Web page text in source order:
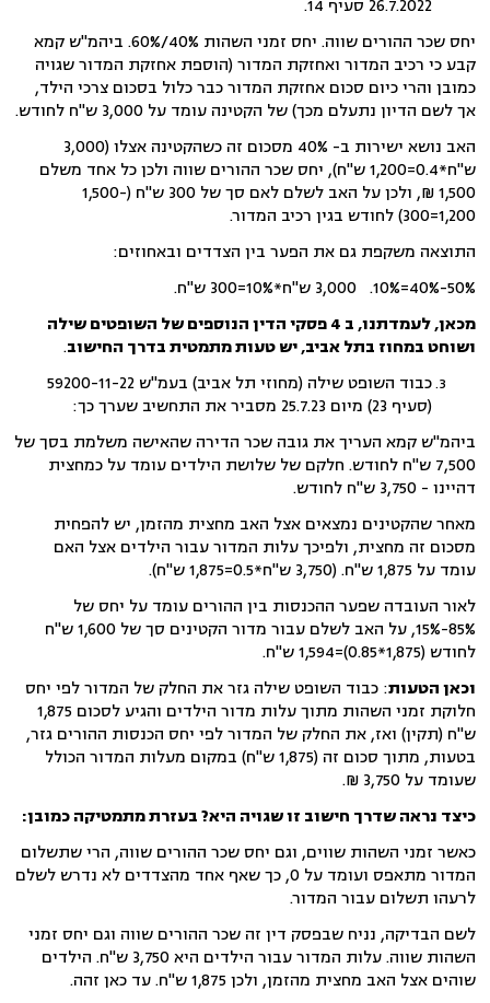
26.7.2022 סעיף 14.
יחס שכר ההורים שווה. יחס זמני השהות 40%/60%. ביהמ"ש קמא
קבע כי רכיב המדור ואחזקת המדור (הוספת אחזקת המדור שגויה
כמובן והרי כיום סכום אחזקת המדור כבר כלול בסכום צרכי הילד,
אך לשם הדיון נתעלם מכך) של הקטינה עומד על 3,000 ש"ח לחודש.
האב נושא ישירות ב- 40% מסכום זה כשהקטינה אצלו (3,000
ש"ח*0.4=1,200 ש"ח), יחס שכר ההורים שווה ולכן כל אחד משלם
1,500 ₪, ולכן על האב לשלם לאם סך של 300 ש"ח (1,500-
1,200=300) לחודש בגין רכיב המדור.
התוצאה משקפת גם את הפער בין הצדדים ובאחוזים:
50%-40%=10%. 3,000 ש"ח*10%=300 ש"ח.
מכאן, לעמדתנו, ב 4 פסקי הדין הנוספים של השופטים שילה
ושוחט במחוז בתל אביב, יש טעות מתמטית בדרך החישוב.
כבוד השופט שילה (מחוזי תל אביב) בעמ"ש 59200-11-22
(סעיף 23) מיום 25.7.23 מסביר את התחשיב שערך כך:
ביהמ"ש קמא העריך את גובה שכר הדירה שהאישה משלמת בסך של
7,500 ש"ח לחודש. חלקם של שלושת הילדים עומד על כמחצית
דהיינו - 3,750 ש"ח לחודש.
מאחר שהקטינים נמצאים אצל האב מחצית מהזמן, יש להפחית
מסכום זה מחצית, ולפיכך עלות המדור עבור הילדים אצל האם
עומד על 1,875 ש"ח. (3,750 ש"ח*0.5=1,875 ש"ח).
לאור העובדה שפער ההכנסות בין ההורים עומד על יחס של
85%-15%, על האב לשלם עבור מדור הקטינים סך של 1,600 ש"ח
לחודש (1,875*0.85)=1,594 ש"ח.
וכאן הטעות: כבוד השופט שילה גזר את החלק של המדור לפי יחס
חלוקת זמני השהות מתוך עלות מדור הילדים והגיע לסכום 1,875
ש"ח (תקין) ואז, את החלק של המדור לפי יחס הכנסות ההורים גזר,
בטעות, מתוך סכום זה (1,875 ש"ח) במקום מעלות המדור הכולל
שעומד על 3,750 ₪.
כיצד נראה שדרך חישוב זו שגויה היא? בעזרת מתמטיקה כמובן:
כאשר זמני השהות שווים, וגם יחס שכר ההורים שווה, הרי שתשלום
המדור מתאפס ועומד על 0, כך שאף אחד מהצדדים לא נדרש לשלם
לרעהו תשלום עבור המדור.
לשם הבדיקה, נניח שבפסק דין זה שכר ההורים שווה וגם יחס זמני
השהות שווה. עלות המדור עבור הילדים היא 3,750 ש"ח. הילדים
שוהים אצל האב מחצית מהזמן, ולכן 1,875 ש"ח. עד כאן זהה.